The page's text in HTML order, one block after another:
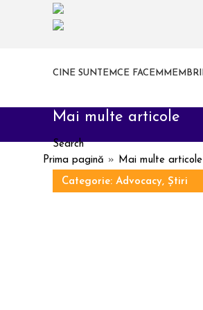
CINE SUNTEMCE FACEM MEMBRI
Search
Menu
Mai multe articole
Prima pagină » Mai multe articole
Categorie: Advocacy, Știri